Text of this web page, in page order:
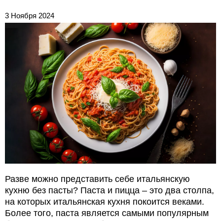
3 Ноября 2024
Разве можно представить себе итальянскую
кухню без пасты? Паста и пицца – это два столпа,
на которых итальянская кухня покоится веками.
Более того, паста является самыми популярным